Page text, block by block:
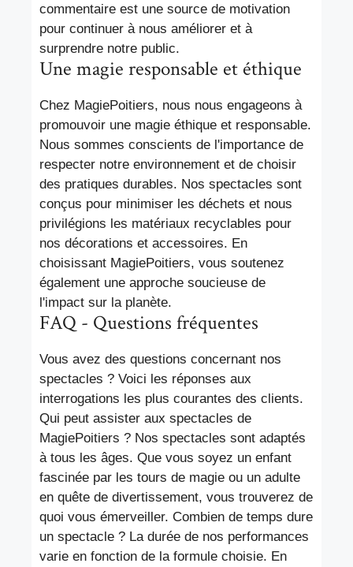
commentaire est une source de motivation
pour continuer à nous améliorer et à
surprendre notre public.
Une magie responsable et éthique
Chez MagiePoitiers, nous nous engageons à
promouvoir une magie éthique et responsable.
Nous sommes conscients de l'importance de
respecter notre environnement et de choisir
des pratiques durables. Nos spectacles sont
conçus pour minimiser les déchets et nous
privilégions les matériaux recyclables pour
nos décorations et accessoires. En
choisissant MagiePoitiers, vous soutenez
également une approche soucieuse de
l'impact sur la planète.
FAQ - Questions fréquentes
Vous avez des questions concernant nos
spectacles ? Voici les réponses aux
interrogations les plus courantes des clients.
Qui peut assister aux spectacles de
MagiePoitiers ? Nos spectacles sont adaptés
à tous les âges. Que vous soyez un enfant
fascinée par les tours de magie ou un adulte
en quête de divertissement, vous trouverez de
quoi vous émerveiller. Combien de temps dure
un spectacle ? La durée de nos performances
varie en fonction de la formule choisie. En